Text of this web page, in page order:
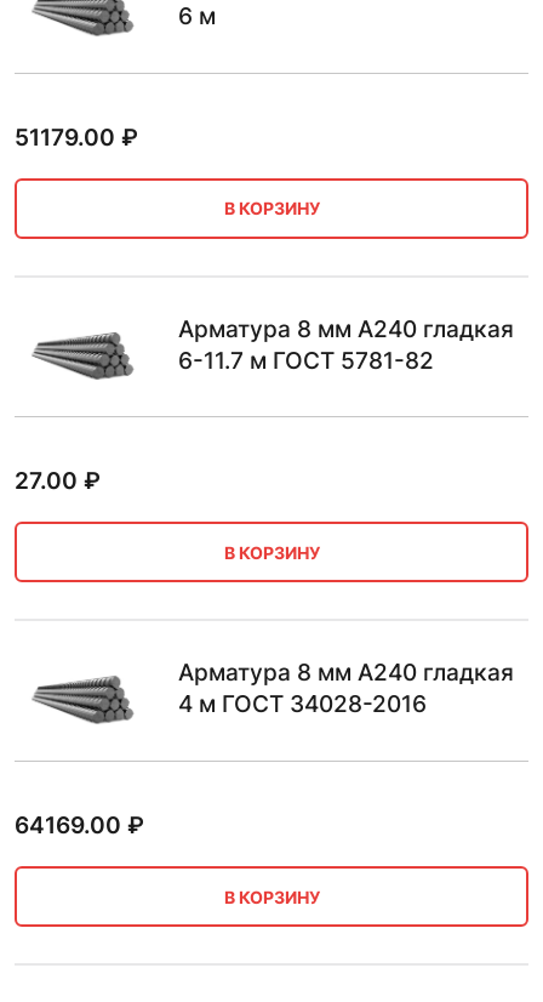
6 м
51179.00 ₽
В КОРЗИНУ
Арматура 8 мм А240 гладкая
6-11.7 м ГОСТ 5781-82
27.00 ₽
В КОРЗИНУ
Арматура 8 мм А240 гладкая
4 м ГОСТ 34028-2016
64169.00 ₽
В КОРЗИНУ